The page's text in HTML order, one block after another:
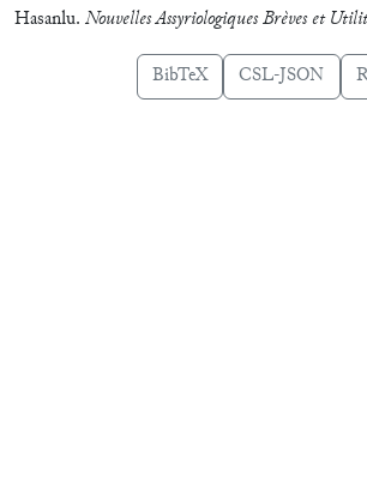
Hasanlu. Nouvelles Assyriologiques Brèves et
BibTeX CSL-JSON